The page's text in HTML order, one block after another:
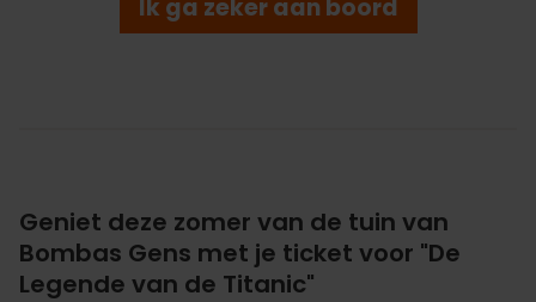
Ik ga zeker aan boord
Geniet deze zomer van de tuin van
Bombas Gens met je ticket voor "De
Legende van de Titanic"